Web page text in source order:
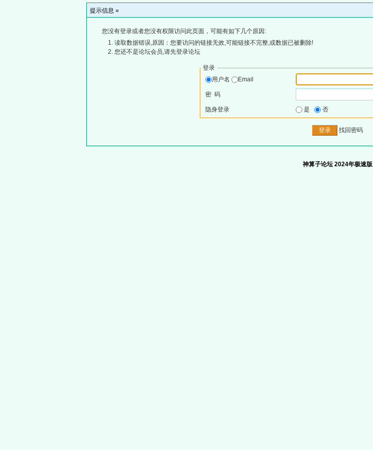
提示信息 »
您没有登录或者您没有权限访问此页面，可能有如下几个原因:
读取数据错误,原因：您要访问的链接无效,可能链接不完整,或数据已被删除!
您还不是论坛会员,请先登录论坛
登录
用户名
Email
密 码
隐身登录 是 否
找回密码
神算子论坛 2024年极速版